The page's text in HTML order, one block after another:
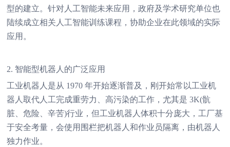
型的建立。针对人工智能未来应用，政府及学术研究单位也
陆续成立相关人工智能训练课程，协助企业在此领域的实际
应用。
2. 智能型机器人的广泛应用
工业机器人是从 1970 年开始逐渐普及，刚开始常以工业机
器人取代人工完成重劳力、高污染的工作，尤其是 3K(骯
脏、危险、辛苦)行业，但工业机器人体积十分庞大，工厂基
于安全考量，会使用围栏把机器人和作业员隔离，由机器人
独力作业。